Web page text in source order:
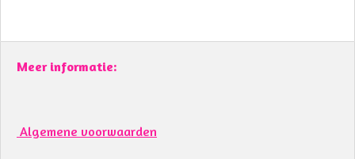
Meer informatie:
Algemene voorwaarden